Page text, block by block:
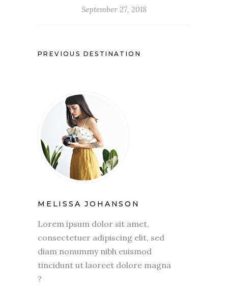
September 27, 2018
PREVIOUS DESTINATION
MELISSA JOHANSON
Lorem ipsum dolor sit amet,
consectetuer adipiscing elit, sed
diam nonummy nibh euismod
tincidunt ut laoreet dolore magna
?